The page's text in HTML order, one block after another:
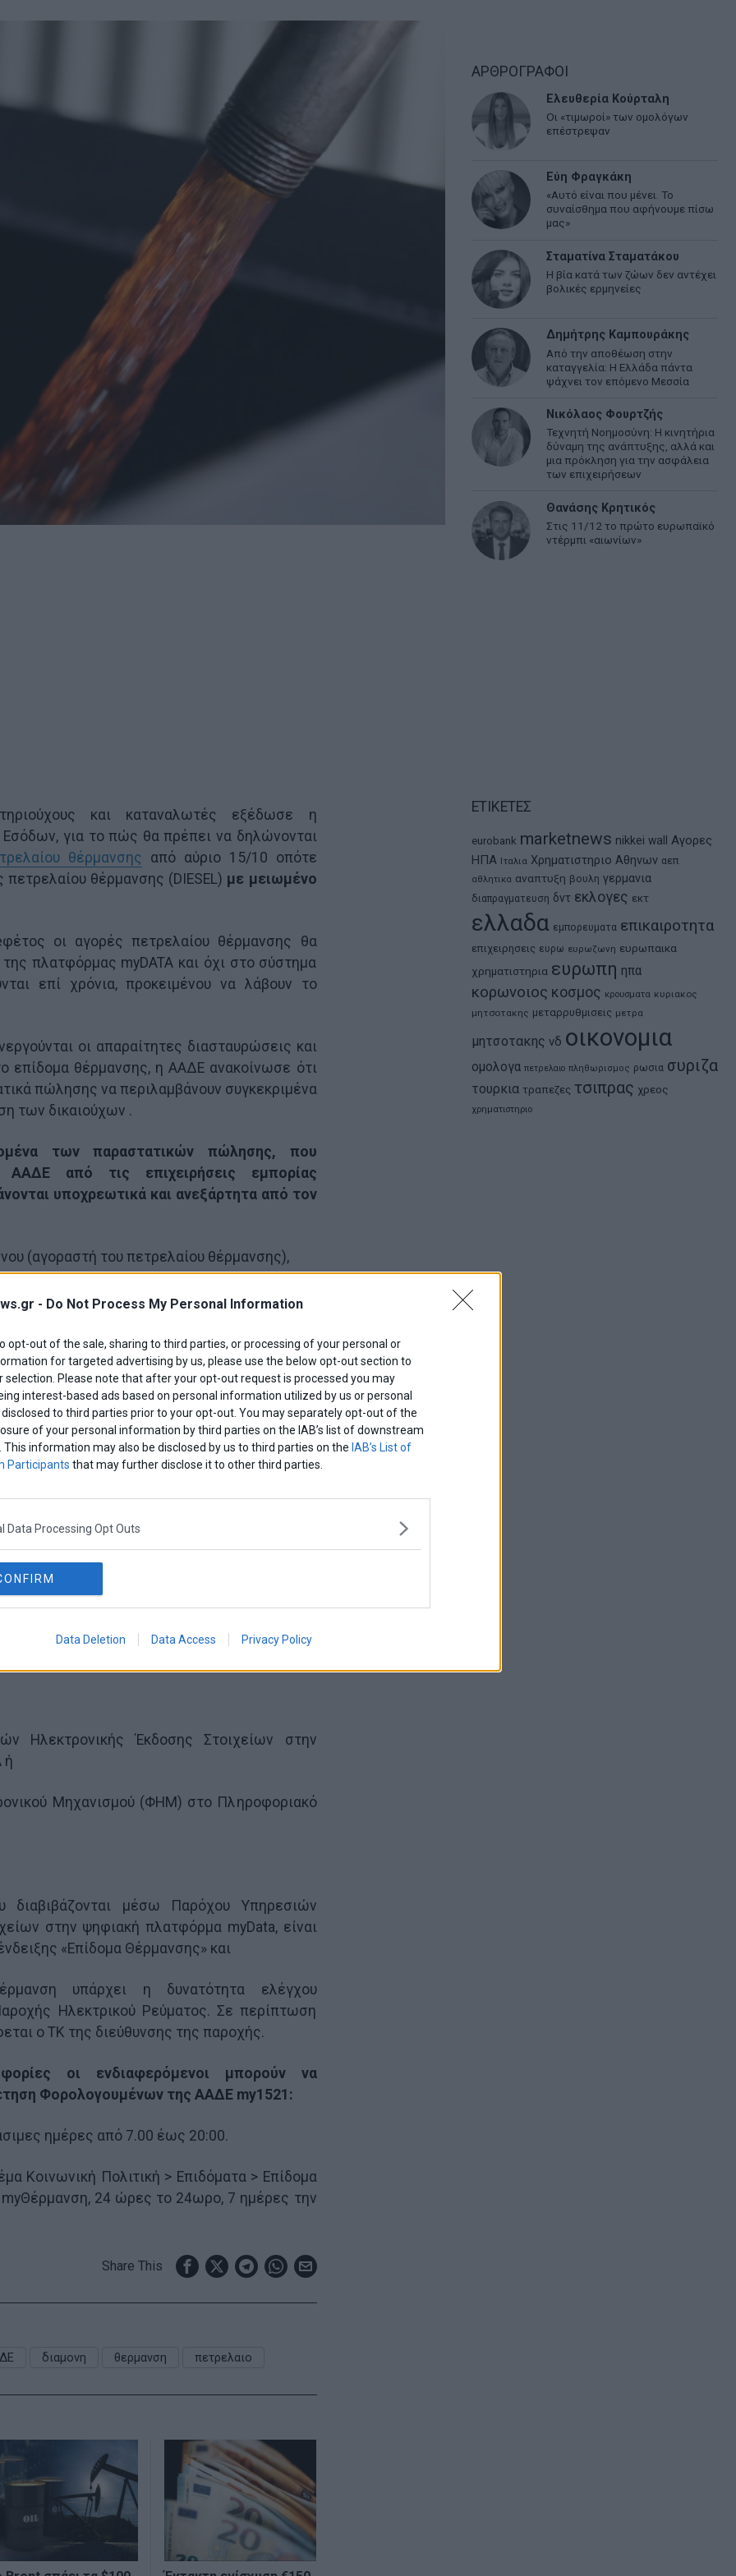
- Do Not Process My Personal Information
opt-out of the sale, sharing to third parties, or processing of your personal or
for targeted advertising by us, please use the below opt-out section to
selection. Please note that after your opt-out request is processed you may
interest-based ads based on personal information utilized by us or personal
to third parties prior to your opt-out. You may separately opt-out of the
of your personal information by third parties on the IAB’s list of downstream
This information may also be disclosed by us to third parties on the IAB’s List of
Participants that may further disclose it to other third parties.
Data Processing Opt Outs
Data Deletion Data Access Privacy Policy
και καταναλωτές εξέδωσε η
για το πώς θα πρέπει να δηλώνονται
θέρμανσης από αύριο 15/10 οπότε
πετρελαίου θέρμανσης (DIESEL) με μειωμένο
οι αγορές πετρελαίου θέρμανσης θα
πλατφόρμας myDATA και όχι στο σύστημα
επί χρόνια, προκειμένου να λάβουν το
οι απαραίτητες διασταυρώσεις και
επίδομα θέρμανσης, η ΑΑΔΕ ανακοίνωσε ότι
πώλησης να περιλαμβάνουν συγκεκριμένα
των δικαιούχων .
των παραστατικών πώλησης, που
ΑΑΔΕ από τις επιχειρήσεις εμπορίας
υποχρεωτικά και ανεξάρτητα από τον
(αγοραστή του πετρελαίου θέρμανσης),
(κωδικοί καυσίμου «30-Diesel Heating»
και
Ρεύματος (του αγοραστή του πετρελαίου
διαβιβάζονται στην ΑΑΔΕ με δύο
Ηλεκτρονικής Έκδοσης Στοιχείων στην
ή
Μηχανισμού (ΦΗΜ) στο Πληροφοριακό
μέσω Παρόχου Υπηρεσιών
στην ψηφιακή πλατφόρμα myData, είναι
«Επίδομα Θέρμανσης» και
υπάρχει η δυνατότητα ελέγχου
Ηλεκτρικού Ρεύματος. Σε περίπτωση
ο ΤΚ της διεύθυνσης της παροχής.
οι ενδιαφερόμενοι μπορούν να
Φορολογουμένων της ΑΑΔΕ my1521:
ημέρες από 7.00 έως 20:00.
Κοινωνική Πολιτική > Επιδόματα > Eπίδομα
24 ώρες το 24ωρο, 7 ημέρες την
Share This
διαμονη θερμανση πετρελαιο
ΑΡΘΡΟΓΡΑΦΟΙ
Ελευθερία Κούρταλη
Οι «τιμωροί» των ομολόγων
επέστρεψαν
Εύη Φραγκάκη
«Αυτό είναι που μένει. Το
συναίσθημα που αφήνουμε πίσω
μας»
Σταματίνα Σταματάκου
Η βία κατά των ζώων δεν αντέχει
βολικές ερμηνείες
Δημήτρης Καμπουράκης
Από την αποθέωση στην
καταγγελία: Η Ελλάδα πάντα
ψάχνει τον επόμενο Μεσσία
Νικόλαος Φουρτζής
Τεχνητή Νοημοσύνη: Η κινητήρια
δύναμη της ανάπτυξης, αλλά και
μια πρόκληση για την ασφάλεια
των επιχειρήσεων
Θανάσης Κρητικός
Στις 11/12 το πρώτο ευρωπαϊκό
ντέρμπι «αιωνίων»
ΕΤΙΚΕΤΕΣ
eurobank marketnews nikkei wall Αγορες
ΗΠΑ Ιταλια Χρηματιστηριο Αθηνων αεπ
αθλητικα αναπτυξη βουλη γερμανια
διαπραγματευση δντ εκλογες εκτ
ελλαδα εμπορευματα επικαιροτητα
επιχειρησεις ευρω ευρωζωνη ευρωπαικα
χρηματιστηρια ευρωπη ηπα
κορωνοιος κοσμος κρουσματα κυριακος
μητσοτακης μεταρρυθμισεις μετρα
μητσοτακης νδ οικονομια
ομολογα πετρελαιο πληθωρισμος ρωσια συριζα
τουρκια τραπεζες τσιπρας χρεος
χρηματιστηριο